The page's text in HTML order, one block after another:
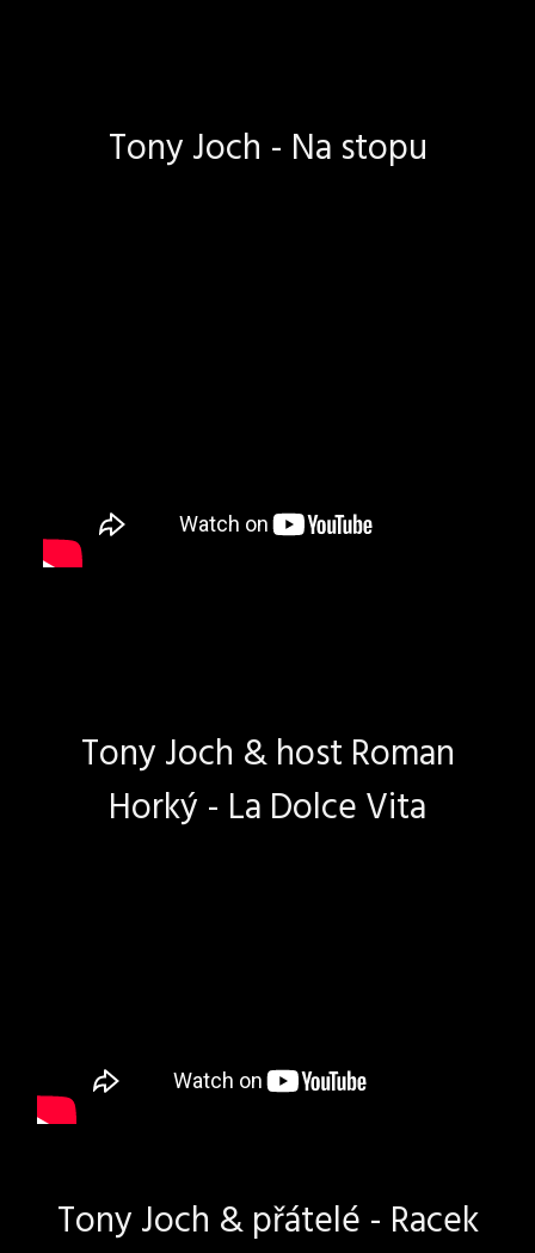
Tony Joch - Na stopu
Tony Joch & host Roman
Horký - La Dolce Vita
Tony Joch & přátelé - Racek